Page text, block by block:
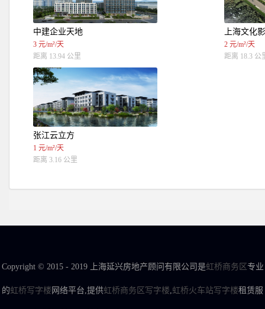
中建企业天地
3 元/m²/天
距离 13.94 公里
上海文化
2 元/m²/天
距离 18.3 公
张江云立方
1 元/m²/天
距离 3.16 公里
Copyright © 2015 - 2019 上海延兴房地产顾问有限公司是虹桥商务区专业
的虹桥写字楼 网络平台,提供虹桥商务区写字楼,虹桥火车站写字楼租赁服